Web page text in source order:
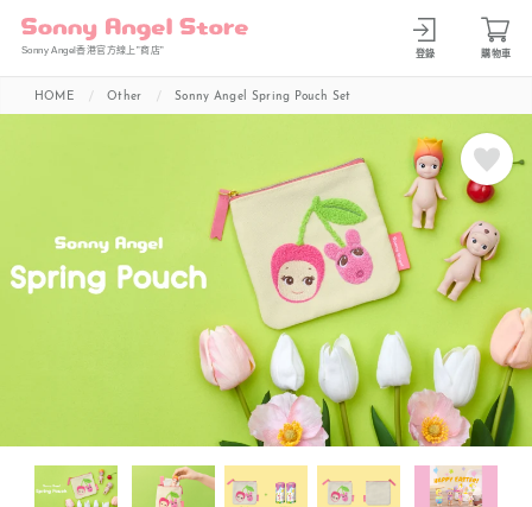
Sonny Angel香港官方線上”商店” 登錄 購物車
HOME Other Sonny Angel Spring Pouch Set